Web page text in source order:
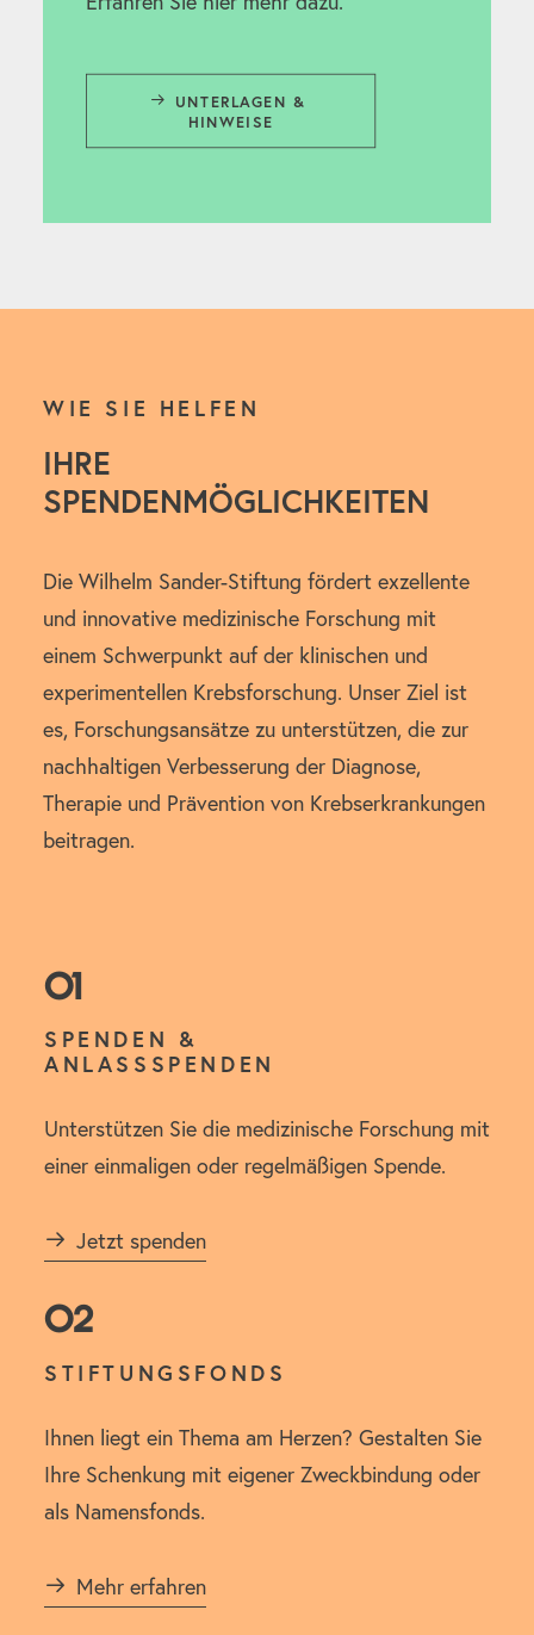
UNTERLAGEN &
HINWEISE
WIE SIE HELFEN
IHRE
SPENDENMÖGLICHKEITEN
Die Wilhelm Sander-Stiftung fördert exzellente
und innovative medizinische Forschung mit
einem Schwerpunkt auf der klinischen und
experimentellen Krebsforschung. Unser Ziel ist
es, Forschungsansätze zu unterstützen, die zur
nachhaltigen Verbesserung der Diagnose,
Therapie und Prävention von Krebserkrankungen
beitragen.
01
SPENDEN &
ANLASSSPENDEN
Unterstützen Sie die medizinische Forschung mit
einer einmaligen oder regelmäßigen Spende.
Jetzt spenden
02
STIFTUNGSFONDS
Ihnen liegt ein Thema am Herzen? Gestalten Sie
Ihre Schenkung mit eigener Zweckbindung oder
als Namensfonds.
Mehr erfahren